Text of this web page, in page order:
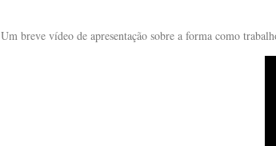
Um breve vídeo de apresentação sobre a forma como